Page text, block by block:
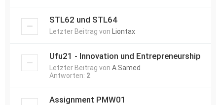
STL62 und STL64
Letzter Beitrag von Liontax
Ufu21 - Innovation und Entrepreneurship
Letzter Beitrag von A.Samed
Antworten: 2
Assignment PMW01